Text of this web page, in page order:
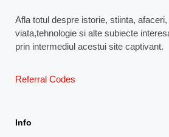
Afla totul despre istorie, stiinta,
viata,tehnologie si alte subiecte
prin intermediul acestui site captivant.
Referral Codes
Info